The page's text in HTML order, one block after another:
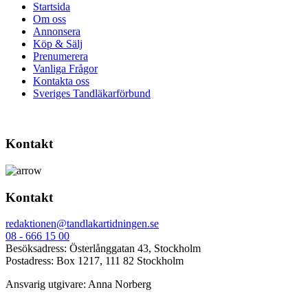
Startsida
Om oss
Annonsera
Köp & Sälj
Prenumerera
Vanliga Frågor
Kontakta oss
Sveriges Tandläkarförbund
Kontakt
Kontakt
redaktionen@tandlakartidningen.se
08 - 666 15 00
Besöksadress: Österlånggatan 43, Stockholm
Postadress: Box 1217, 111 82 Stockholm
Ansvarig utgivare: Anna Norberg